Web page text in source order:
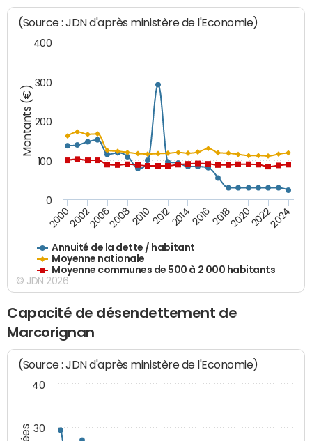
Montants (€)
(Source : JDN d'après ministère de l'Economie)
Annuité de la dette / habitant
Moyenne nationale
Moyenne communes de 500 à 2 000 habitants
200020022006200820102012201420162018202020222024
0
100
200
300
400
© JDN 2026
Capacité de désendettement de
Marcorignan
(Source : JDN d'après ministère de l'Economie)
30
40